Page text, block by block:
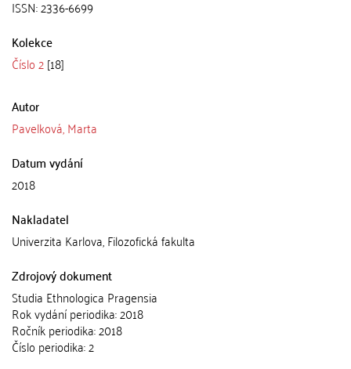
ISSN: 2336-6699
Kolekce
Číslo 2[18]
Autor
Pavelková, Marta
Datum vydání
2018
Nakladatel
Univerzita Karlova, Filozofická fakulta
Zdrojový dokument
Studia Ethnologica Pragensia
Rok vydání periodika: 2018
Ročník periodika: 2018
Číslo periodika: 2